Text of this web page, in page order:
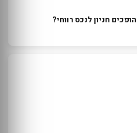
חניון לנכס רווחי?